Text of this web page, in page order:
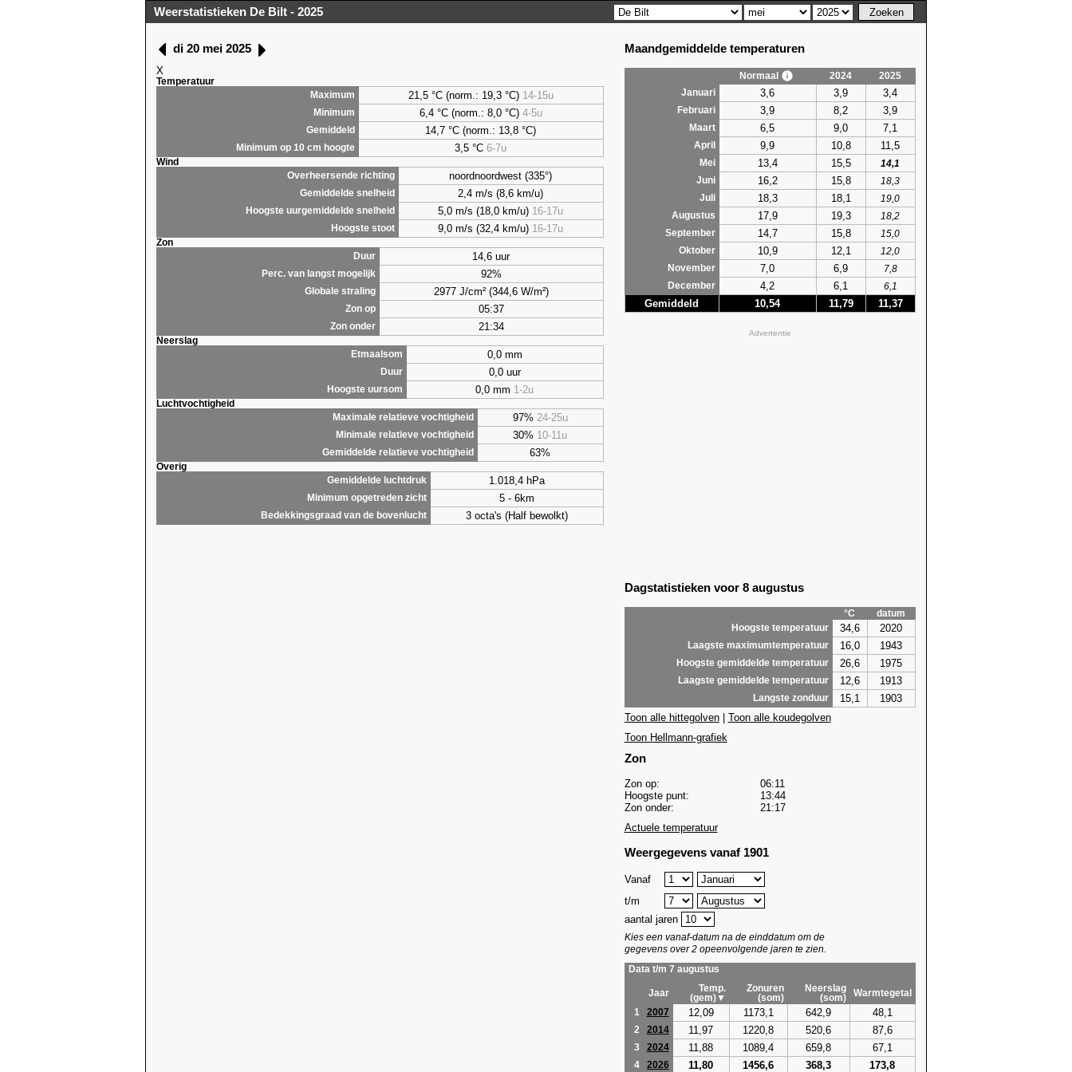
Weerstatistieken De Bilt - 2025
di 20 mei 2025
X
Temperatuur
Maximum
21,5 °C (norm.: 19,3 °C) 14-15u
Minimum 6,4°C (norm.: 8,0 °C) 4-5u
Gemiddeld 14,7 °C (norm.: 13,8 °C)
Minimum op 10 cm hoogte 3,5 °C6-7u
Wind
Overheersende richting
noordnoordwest (335°)
Gemiddelde snelheid 2,4 m/s (8,6 km/u)
Hoogste uurgemiddelde snelheid 5,0 m/s (18,0 km/u) 16-17u
Hoogste stoot 9,0 m/s (32,4 km/u) 16-17u
Zon
Duur
14,6 uur
Perc. van langst mogelijk 92%
Globale straling 2977 J/cm² (344,6 W/m²)
Zon op 05:37
Zon onder 21:34
Neerslag
Etmaalsom
0,0 mm
Duur 0,0 uur
Hoogste uursom 0,0 mm 1-2u
Luchtvochtigheid
Maximale relatieve vochtigheid
97% 24-25u
Minimale relatieve vochtigheid 30% 10-11u
Gemiddelde relatieve vochtigheid 63%
Overig
Gemiddelde luchtdruk
1.018,4 hPa
Minimum opgetreden zicht 5 - 6km
Bedekkingsgraad van de bovenlucht 3 octa's (Half bewolkt)
Maandgemiddelde temperaturen
Normaal 2024
2025
Januari
3,6 3,9 3,4
Februari 3,9 8,2 3,9
Maart 6,5 9,0 7,1
April 9,9 10,8 11,5
Mei 13,4 15,5
14,1
Juni
16,2 15,8
18,3
Juli
18,3 18,1
19,0
Augustus
17,9 19,3
18,2
September
14,7 15,8
15,0
Oktober
10,9 12,1
12,0
November
7,0 6,9
7,8
December
4,2 6,1 6,1
Gemiddeld 10,54 11,79 11,37
Advertentie
Dagstatistieken voor 8 augustus
°C
datum
Hoogste temperatuur
34,6 2020
Laagste maximumtemperatuur 16,0 1943
Hoogste gemiddelde temperatuur 26,6 1975
Laagste gemiddelde temperatuur 12,6 1913
Langste zonduur 15,1
1903
Toon alle hittegolven| Toon alle koudegolven
Toon Hellmann-grafiek
Zon
Zon op:
06:11
Hoogste punt:
13:44
Zon onder:
21:17
Actuele temperatuur
Weergegevens vanaf 1901
Vanaf
t/m
aantal jaren
Kies een vanaf-datum na de einddatum om de
gegevens over 2 opeenvolgende jaren te zien.
Data t/m 7 augustus
Jaar
Temp.
(gem)▼
Zonuren
(som)
Neerslag
(som)
Warmtegetal
1
2007 12,09 1173,1 642,9 48,1
2 2014 11,97 1220,8 520,6 87,6
3 2024 11,88 1089,4 659,8 67,1
4 2026 11,80 1456,6 368,3 173,8